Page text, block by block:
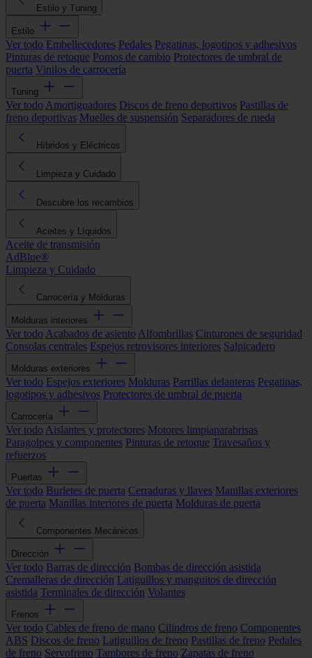
Estilo y Tuning
Estilo
Ver todo Embellecedores Pedales Pegatinas, logotipos y adhesivos
Pinturas de retoque Pomos de cambio Protectores de umbral de
puerta Vinilos de carrocería
Tuning
Ver todo Amortiguadores Discos de freno deportivos Pastillas de
freno deportivas Muelles de suspensión Separadores de rueda
Híbridos y Eléctricos
Limpieza y Cuidado
Descubre los recambios
Aceites y Líquidos
Aceite de transmisión
AdBlue®
Limpieza y Cuidado
Carrocería y Molduras
Molduras interiores
Ver todo Acabados de asiento Alfombrillas Cinturones de seguridad
Consolas centrales Espejos retrovisores interiores Salpicadero
Molduras exteriores
Ver todo Espejos exteriores Molduras Parrillas delanteras Pegatinas,
logotipos y adhesivos Protectores de umbral de puerta
Carrocería
Ver todo Aislantes y protectores Motores limpiaparabrisas
Paragolpes y componentes Pinturas de retoque Travesaños y
refuerzos
Puertas
Ver todo Burletes de puerta Cerraduras y llaves Manillas exteriores
de puerta Manillas interiores de puerta Molduras de puerta
Componentes Mecánicos
Dirección
Ver todo Barras de dirección Bombas de dirección asistida
Cremalleras de dirección Latiguillos y manguitos de dirección
asistida Terminales de dirección Volantes
Frenos
Ver todo Cables de freno de mano Cilindros de freno Componentes
ABS Discos de freno Latiguillos de freno Pastillas de freno Pedales
de freno Servofreno Tambores de freno Zapatas de freno